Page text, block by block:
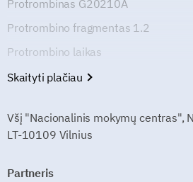
Protrombinas G20210A
Protrombino fragmentas 1.2
Protrombino laikas
Skaityti plačiau
Všį "Nacionalinis mokymų centras",
LT-10109 Vilnius
Partneris